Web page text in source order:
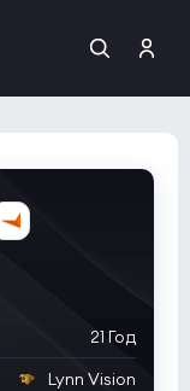
21 Год
Lynn Vision